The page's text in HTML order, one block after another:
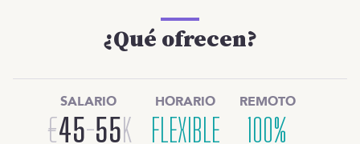
¿Qué ofrecen?
SALARIO
€45-55K
HORARIO
FLEXIBLE
REMOTO
100%